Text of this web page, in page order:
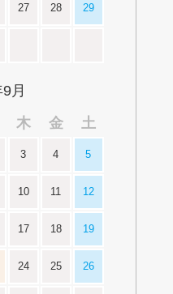
27 28 29
月
木 金 土
3 4 5
10 11 12
17 18 19
24 25 26